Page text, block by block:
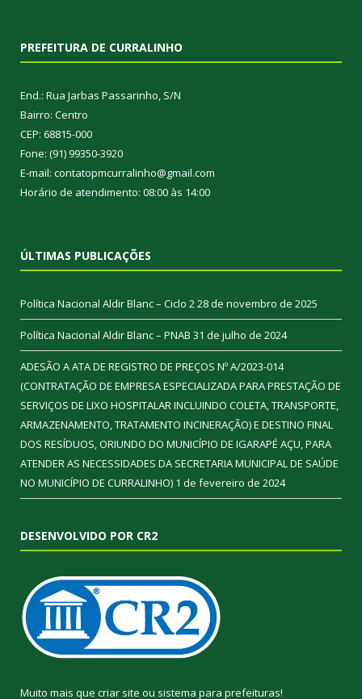
PREFEITURA DE CURRALINHO
End.: Rua Jarbas Passarinho, S/N
Bairro: Centro
CEP: 68815-000
Fone: (91) 99350-3920
E-mail: contatopmcurralinho@gmail.com
Horário de atendimento: 08:00 às 14:00
ÚLTIMAS PUBLICAÇÕES
Política Nacional Aldir Blanc – Ciclo 228 de novembro de 2025
Política Nacional Aldir Blanc – PNAB 31 de julho de 2024
ADESÃO A ATA DE REGISTRO DE PREÇOS Nº A/2023-014
(CONTRATAÇÃO DE EMPRESA ESPECIALIZADA PARA PRESTAÇÃO DE
SERVIÇOS DE LIXO HOSPITALAR INCLUINDO COLETA, TRANSPORTE,
ARMAZENAMENTO, TRATAMENTO INCINERAÇÃO) E DESTINO FINAL
DOS RESÍDUOS, ORIUNDO DO MUNICÍPIO DE IGARAPÉ AÇU, PARA
ATENDER AS NECESSIDADES DA SECRETARIA MUNICIPAL DE SAÚDE
NO MUNICÍPIO DE CURRALINHO) 1 de fevereiro de 2024
DESENVOLVIDO POR CR2
Muito mais que criar site ou sistema para prefeituras!